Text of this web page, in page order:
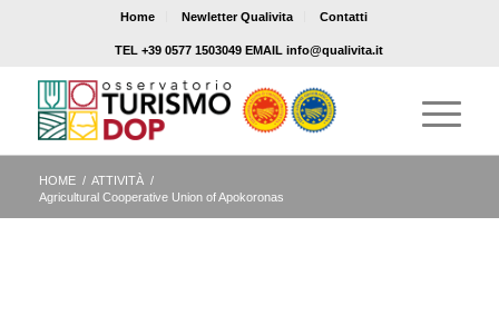
Home Newletter Qualivita Contatti
TEL +39 0577 1503049 EMAIL info@qualivita.it
HOME / ATTIVITÀ /
Agricultural Cooperative Union of Apokoronas